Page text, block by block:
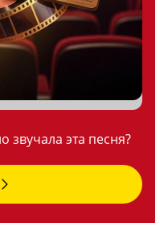
звучала эта песня?